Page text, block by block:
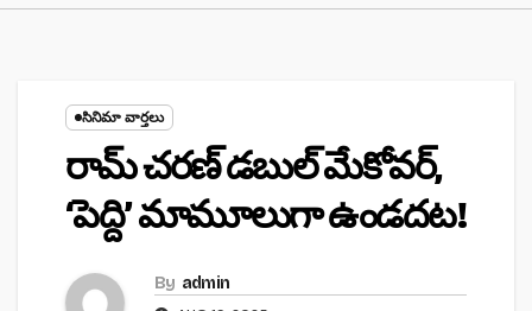
సినిమా వార్తలు
రామ్ చరణ్ డబుల్ మేకోవర్‌,
‘పెద్ది’ మామూలుగా ఉండదట!
By admin